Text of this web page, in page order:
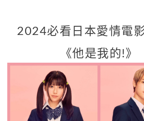
2024必看日本愛情電
《他是我的!》